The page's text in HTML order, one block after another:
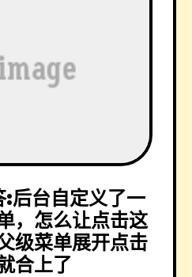
后台自定义了一
，怎么让点击这
级菜单展开点击
合上了